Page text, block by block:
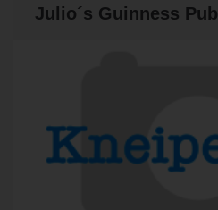
Julio´s Guinness Pub